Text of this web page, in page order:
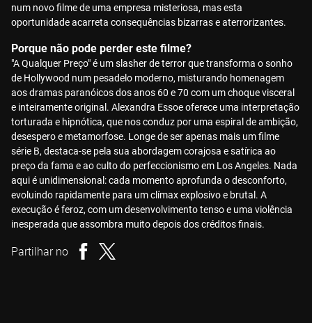
num novo filme de uma empresa misteriosa, mas esta
oportunidade acarreta consequências bizarras e aterrorizantes.
Porque não pode perder este filme?
"A Qualquer Preço" é um slasher de terror que transforma o sonho
de Hollywood num pesadelo moderno, misturando homenagem
aos dramas paranóicos dos anos 60 e 70 com um choque visceral
e inteiramente original. Alexandra Essoe oferece uma interpretação
torturada e hipnótica, que nos conduz por uma espiral de ambição,
desespero e metamorfose. Longe de ser apenas mais um filme
série B, destaca-se pela sua abordagem corajosa e satírica ao
preço da fama e ao culto do perfeccionismo em Los Angeles. Nada
aqui é unidimensional: cada momento aprofunda o desconforto,
evoluindo rapidamente para um clímax explosivo e brutal. A
execução é feroz, com um desenvolvimento tenso e uma violência
inesperada que assombra muito depois dos créditos finais.
Partilhar no